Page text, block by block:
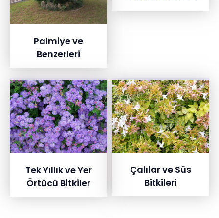
Palmiye ve
Benzerleri
Tek Yıllık ve Yer
Örtücü Bitkiler
Çalılar ve Süs
Bitkileri